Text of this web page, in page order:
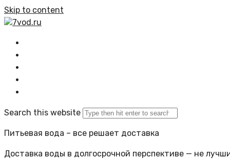
Skip to content
7vod.ru
Search this website
Питьевая вода – все решает доставка
Доставка воды в долгосрочной перспективе — не